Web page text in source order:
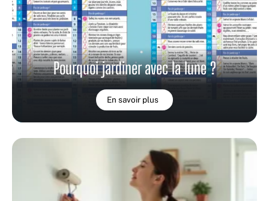
Pourquoi jardiner avec la lune ?
En savoir plus